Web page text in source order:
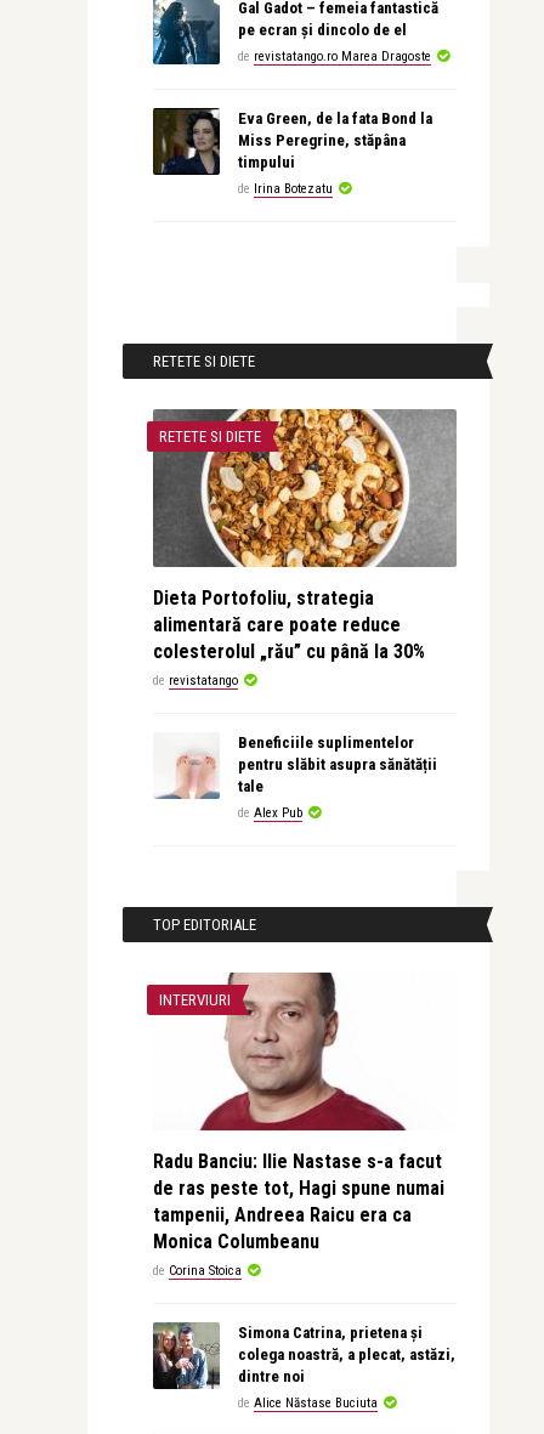
Gal Gadot – femeia fantastică
pe ecran și dincolo de el
de revistatango.ro Marea Dragoste
Eva Green, de la fata Bond la
Miss Peregrine, stăpâna
timpului
de Irina Botezatu
RETETE SI DIETE
RETETE SI DIETE
Dieta Portofoliu, strategia
alimentară care poate reduce
colesterolul „rău” cu până la 30%
de revistatango
Beneficiile suplimentelor
pentru slăbit asupra sănătății
tale
de Alex Pub
TOP EDITORIALE
INTERVIURI
Radu Banciu: Ilie Nastase s-a facut
de ras peste tot, Hagi spune numai
tampenii, Andreea Raicu era ca
Monica Columbeanu
de Corina Stoica
Simona Catrina, prietena și
colega noastră, a plecat, astăzi,
dintre noi
de Alice Năstase Buciuta